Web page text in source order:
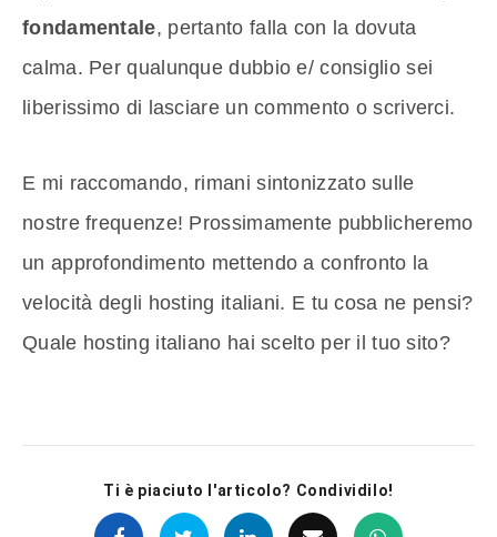
fondamentale, pertanto falla con la dovuta
calma. Per qualunque dubbio e/ consiglio sei
liberissimo di lasciare un commento o scriverci.
E mi raccomando, rimani sintonizzato sulle
nostre frequenze! Prossimamente pubblicheremo
un approfondimento mettendo a confronto la
velocità degli hosting italiani. E tu cosa ne pensi?
Quale hosting italiano hai scelto per il tuo sito?
Ti è piaciuto l'articolo? Condividilo!